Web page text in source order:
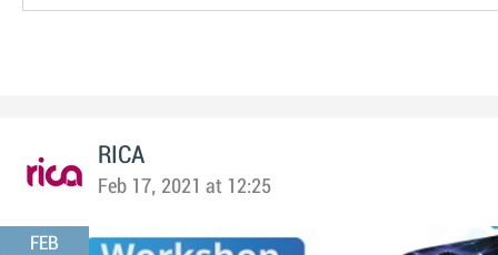
RICA
Feb 17, 2021 at 12:25
FEB